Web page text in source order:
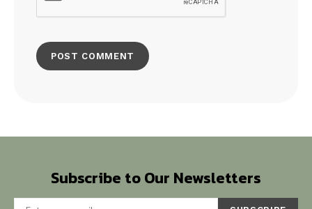
Subscribe to Our Newsletters